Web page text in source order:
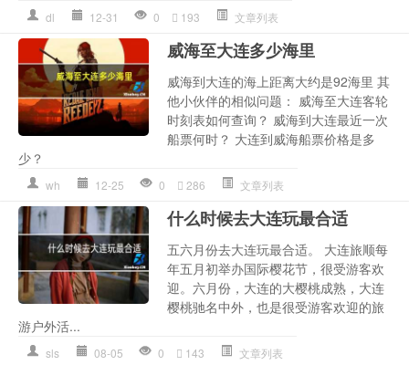
dl 12-31 0 193 文章列表
威海至大连多少海里
威海到大连的海上距离大约是92海里 其
他小伙伴的相似问题： 威海至大连客轮
时刻表如何查询？ 威海到大连最近一次
船票何时？ 大连到威海船票价格是多
少？
wh 12-25 0 286 文章列表
什么时候去大连玩最合适
五六月份去大连玩最合适。 大连旅顺每
年五月初举办国际樱花节，很受游客欢
迎。六月份，大连的大樱桃成熟，大连
樱桃驰名中外，也是很受游客欢迎的旅
游户外活...
sls 08-05 0 143 文章列表